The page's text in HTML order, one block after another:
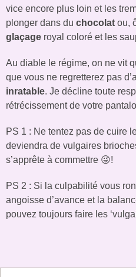
vice encore plus loin et les
plonger dans du chocolat ou,
glaçage royal coloré et les
Au diable le régime, on ne vit
que vous ne regretterez pas
inratable. Je décline toute
rétrécissement de votre
PS 1 : Ne tentez pas de cuire
deviendra de vulgaires
s’apprête à commettre 😜!
PS 2 : Si la culpabilité vous
angoisse d’avance et la
pouvez toujours faire les